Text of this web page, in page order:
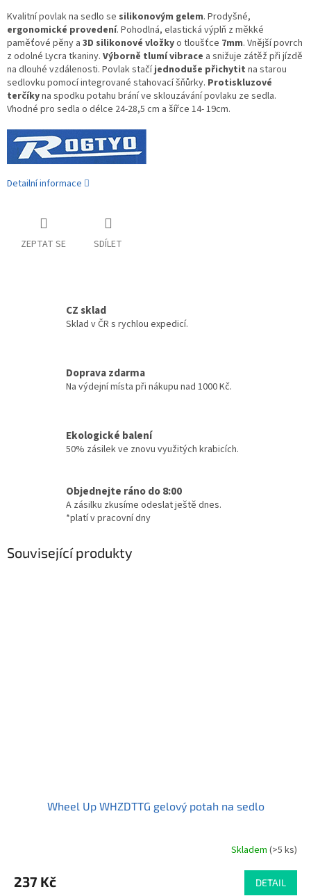
Kvalitní povlak na sedlo se silikonovým gelem. Prodyšné,
ergonomické provedení. Pohodlná, elastická výplň z měkké
paměťové pěny a 3D silikonové vložkyo tloušťce 7mm. Vnější povrch
z odolné Lycra tkaniny. Výborně tlumí vibrace a snižuje zátěž při jízdě
na dlouhé vzdálenosti. Povlak stačíjednoduše přichytit na starou
sedlovku pomocí integrované stahovací šňůrky. Protiskluzové
terčíkyna spodku potahu brání ve sklouzávání povlaku ze sedla.
Vhodné pro sedla o délce 24-28,5 cm a šířce 14- 19cm.
Detailní informace
ZEPTAT SE SDÍLET
CZ sklad
Sklad v ČR s rychlou expedicí.
Doprava zdarma
Na výdejní místa při nákupu nad 1000 Kč.
Ekologické balení
50% zásilek ve znovu využitých krabicích.
Objednejte ráno do 8:00
A zásilku zkusíme odeslat ještě dnes.
*platí v pracovní dny
Související produkty
Wheel Up WHZDTTG gelový potah na sedlo
produktu
je
Skladem(>5 ks)
237 Kč DETAIL